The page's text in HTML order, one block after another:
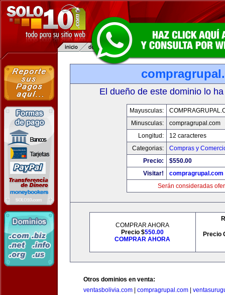
El dueño de este dominio lo
Mayusculas:
Minusculas:
compragrupal.com
Longitud:
12 caracteres
Categorias:
Compras y
Precio:
$550.00
Visitar!
compragrupal.com
Serán consideradas
COMPRAR AHORA
Precio $550.00
COMPRAR AHORA
Precio
Otros dominios en venta:
ventasbolivia.com
compragrupal.com